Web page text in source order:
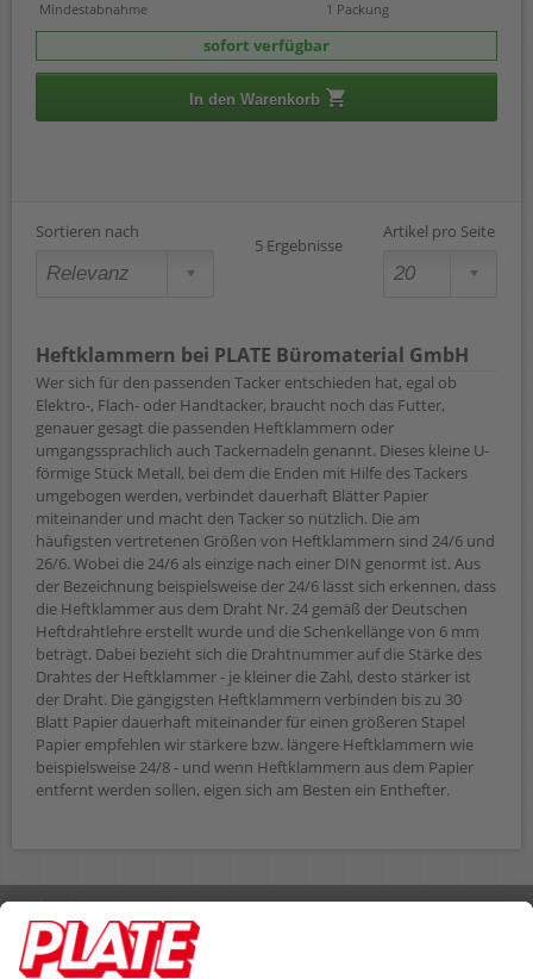
Mindestabnahme
1 Packung
sofort verfügbar
In den Warenkorb
Sortieren nach
5 Ergebnisse
Artikel pro Seite
Heftklammern bei PLATE Büromaterial GmbH
Wer sich für den passenden Tacker entschieden hat, egal ob
Elektro-, Flach- oder Handtacker, braucht noch das Futter,
genauer gesagt die passenden Heftklammern oder
umgangssprachlich auch Tackernadeln genannt. Dieses kleine U-
förmige Stück Metall, bei dem die Enden mit Hilfe des Tackers
umgebogen werden, verbindet dauerhaft Blätter Papier
miteinander und macht den Tacker so nützlich. Die am
häufigsten vertretenen Größen von Heftklammern sind 24/6 und
26/6. Wobei die 24/6 als einzige nach einer DIN genormt ist. Aus
der Bezeichnung beispielsweise der 24/6 lässt sich erkennen, dass
die Heftklammer aus dem Draht Nr. 24 gemäß der Deutschen
Heftdrahtlehre erstellt wurde und die Schenkellänge von 6 mm
beträgt. Dabei bezieht sich die Drahtnummer auf die Stärke des
Drahtes der Heftklammer - je kleiner die Zahl, desto stärker ist
der Draht. Die gängigsten Heftklammern verbinden bis zu 30
Blatt Papier dauerhaft miteinander für einen größeren Stapel
Papier empfehlen wir stärkere bzw. längere Heftklammern wie
beispielsweise 24/8 - und wenn Heftklammern aus dem Papier
entfernt werden sollen, eigen sich am Besten ein Enthefter.
Rufen Sie uns an 04298 401-0
Lieferbedingungen Impressum